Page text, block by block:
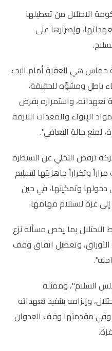
الاحتلال من تعطيلها
وإصرارها على
حماس هي العقبة أمام البدء
باطل ومشوِّه للحقيقة،
تعهداته، واستمراره بفرض
الإيواء والمعدات اللازمة
لمنع حالة التعافي".
ترفض التخلي عن السيطرة
وتكراراً جاهزيتها لتسليم
دخولها وتمكينها، في حين
غزة لاستلام مهامها.
الاحتلال بما يخص مسألة نزع
وتعطيل اتفاق وقف
السلام"، وممثله
وإلزامه بتنفيذ تعهداته
وفي مقدمتها وقف العدوان